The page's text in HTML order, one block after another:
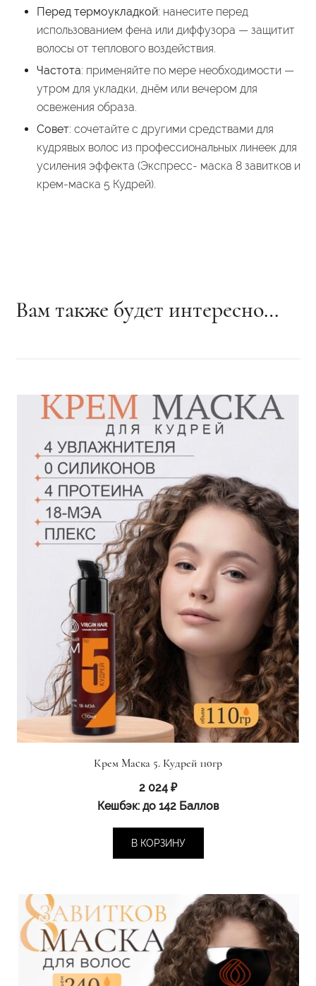
Перед термоукладкой: нанесите перед
использованием фена или диффузора — защитит
волосы от теплового воздействия.
Частота: применяйте по мере необходимости —
утром для укладки, днём или вечером для
освежения образа.
Совет: сочетайте с другими средствами для
кудрявых волос из профессиональных линеек для
усиления эффекта (Экспресс- маска 8 завитков и
крем-маска 5 Кудрей).
Вам также будет интересно…
Крем Маска 5. Кудрей 110гр
2 024 ₽
Кешбэк: до 142 Баллов
В КОРЗИНУ